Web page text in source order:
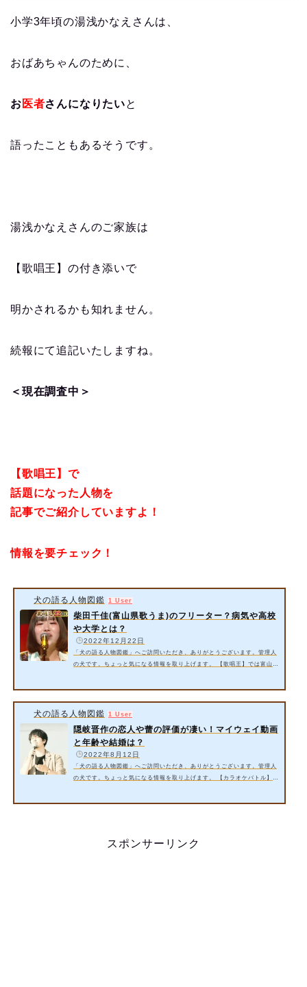
小学3年頃の湯浅かなえさんは、
おばあちゃんのために、
お医者さんになりたいと
語ったこともあるそうです。
湯浅かなえさんのご家族は
【歌唱王】の付き添いで
明かされるかも知れません。
続報にて追記いたしますね。
＜現在調査中＞
【歌唱王】で
話題になった人物を
記事でご紹介していますよ！
情報を要チェック！
犬の語る人物図鑑 1 User
柴田千佳(富山県歌うま)のフリーター？病気や高校
や大学とは？
2022年12月22日
「犬の語る人物図鑑」へご訪問いただき、ありがとうございます。管理人
の犬です。ちょっと気になる情報を取り上げます。 【歌唱王】では富山県
歌うま)のフリーターとは？シンガーソングライター？【歌唱王】 柴田千
ます。&…
犬の語る人物図鑑 1 User
隠岐晋作の恋人や蕾の評価が凄い！マイウェイ動画
と年齢や結婚は？
2022年8月12日
「犬の語る人物図鑑」へご訪問いただき、ありがとうございます。管理人
の犬です。ちょっと気になる情報を取り上げます。 【カラオケバトル】に
スポンサーリンク